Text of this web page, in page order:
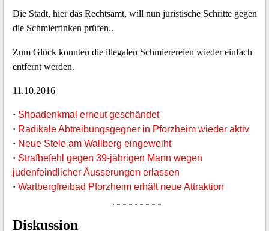
Die Stadt, hier das Rechtsamt, will nun juristische Schritte gegen
die Schmierfinken prüfen..
Zum Glück konnten die illegalen Schmierereien wieder einfach
entfernt werden.
11.10.2016
· Shoadenkmal erneut geschändet
· Radikale Abtreibungsgegner in Pforzheim wieder aktiv
· Neue Stele am Wallberg eingeweiht
· Strafbefehl gegen 39-jährigen Mann wegen
judenfeindlicher Äusserungen erlassen
· Wartbergfreibad Pforzheim erhält neue Attraktion
Diskussion